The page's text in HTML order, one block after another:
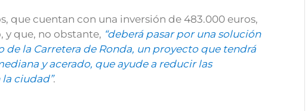
que cuentan con una inversión de 483.000 euros,
y que, no obstante, “deberá pasar por una solución
la Carretera de Ronda, un proyecto que tendrá
y acerado, que ayude a reducir las
ciudad”.